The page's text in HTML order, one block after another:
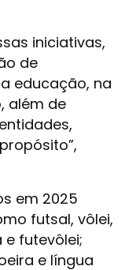
iniciativas,
de
educação, na
além de
em 2025
futsal, vôlei,
futevôlei;
e língua